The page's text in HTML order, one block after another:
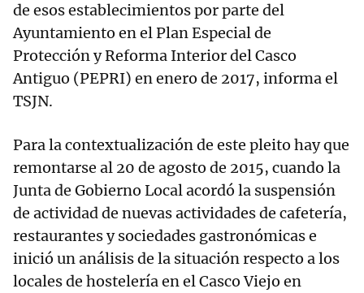
de esos establecimientos por parte del
Ayuntamiento en el Plan Especial de
Protección y Reforma Interior del Casco
Antiguo (PEPRI) en enero de 2017, informa el
TSJN.
Para la contextualización de este pleito hay que
remontarse al 20 de agosto de 2015, cuando la
Junta de Gobierno Local acordó la suspensión
de actividad de nuevas actividades de cafetería,
restaurantes y sociedades gastronómicas e
inició un análisis de la situación respecto a los
locales de hostelería en el Casco Viejo en